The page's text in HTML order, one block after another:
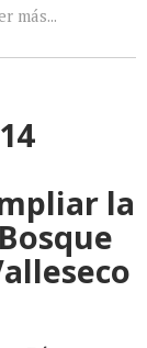
más...
la